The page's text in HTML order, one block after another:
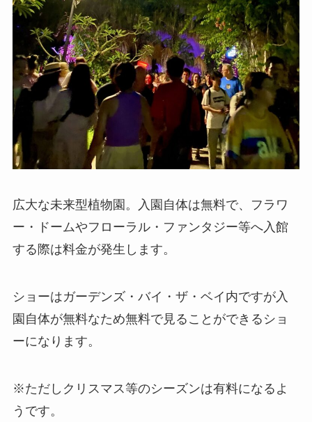
広大な未来型植物園。入園自体は無料で、フラワ
ー・ドームやフローラル・ファンタジー等へ入館
する際は料金が発生します。
ショーはガーデンズ・バイ・ザ・ベイ内ですが入
園自体が無料なため無料で見ることができるショ
ーになります。
※ただしクリスマス等のシーズンは有料になるよ
うです。